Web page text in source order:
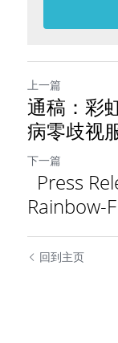
上一篇
通稿：彩
病零歧视
下一篇
Press
Rainbow-
回到主页